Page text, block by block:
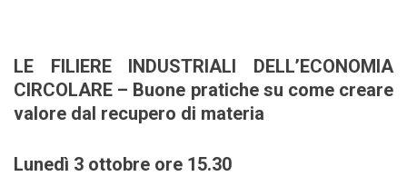
LE FILIERE INDUSTRIALI DELL’ECONOMIA
CIRCOLARE – Buone pratiche su come creare
valore dal recupero di materia
Lunedì 3 ottobre ore 15.30